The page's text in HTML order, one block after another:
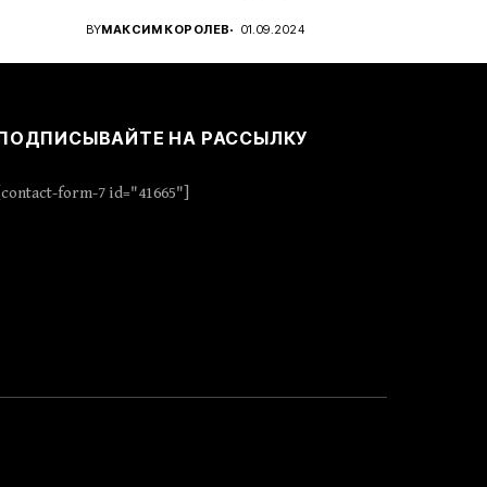
проявить стратегическое...
BYМАКСИМ КОРОЛЕВ 01.09.2024
НА РАССЫЛКУ
[contact-form-7 id="41665"]